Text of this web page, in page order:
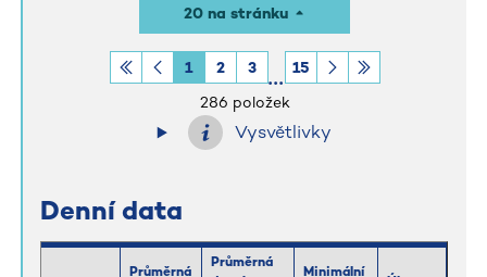
8. 8. 2026 11:20
22,5 °C 49 %
8. 8. 2026 11:10
22,3 °C 44 %
20 na stránku
286 položek
1 2 3 15
Vysvětlivky
Denní data
Průměrná
Průměrná
Minimální